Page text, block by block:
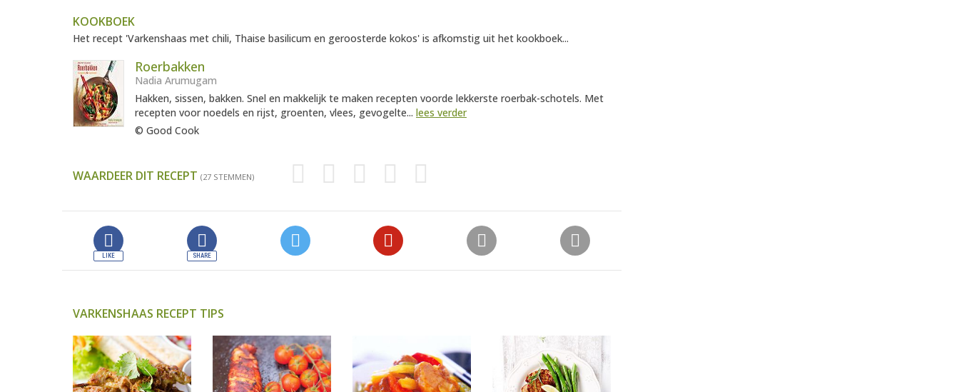
KOOKBOEK
Het recept 'Varkenshaas met chili, Thaise basilicum en geroosterde kokos' is afkomstig uit het kookboek...
Roerbakken
Nadia Arumugam
Hakken, sissen, bakken. Snel en makkelijk te maken recepten voorde lekkerste roerbak-schotels. Met
recepten voor noedels en rijst, groenten, vlees, gevogelte... lees verder
© Good Cook
WAARDEER DIT RECEPT (27 STEMMEN)
VARKENSHAAS RECEPT TIPS